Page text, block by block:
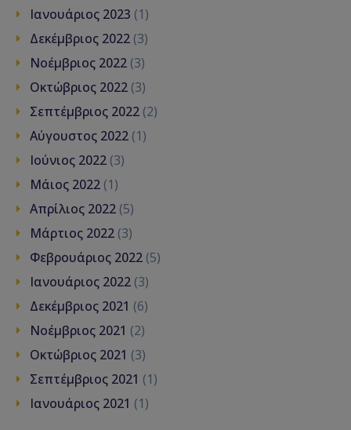
Ιανουάριος 2023 (1)
Δεκέμβριος 2022 (3)
Νοέμβριος 2022 (3)
Οκτώβριος 2022 (3)
Σεπτέμβριος 2022 (2)
Αύγουστος 2022 (1)
Ιούνιος 2022 (3)
Μάιος 2022 (1)
Απρίλιος 2022 (5)
Μάρτιος 2022 (3)
Φεβρουάριος 2022 (5)
Ιανουάριος 2022 (3)
Δεκέμβριος 2021 (6)
Νοέμβριος 2021 (2)
Οκτώβριος 2021 (3)
Σεπτέμβριος 2021 (1)
Ιανουάριος 2021 (1)